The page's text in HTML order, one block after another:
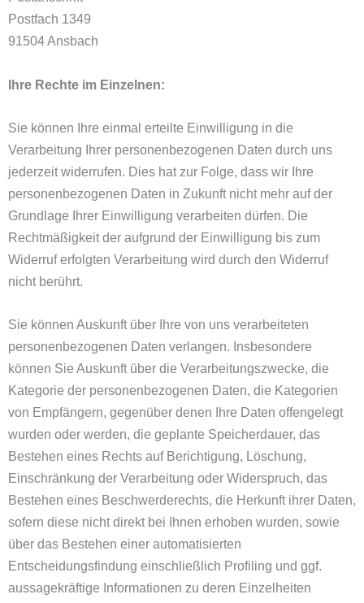
Postfach 1349
91504 Ansbach
Ihre Rechte im Einzelnen:
Sie können Ihre einmal erteilte Einwilligung in die
Verarbeitung Ihrer personenbezogenen Daten durch uns
jederzeit widerrufen. Dies hat zur Folge, dass wir Ihre
personenbezogenen Daten in Zukunft nicht mehr auf der
Grundlage Ihrer Einwilligung verarbeiten dürfen. Die
Rechtmäßigkeit der aufgrund der Einwilligung bis zum
Widerruf erfolgten Verarbeitung wird durch den Widerruf
nicht berührt.
Sie können Auskunft über Ihre von uns verarbeiteten
personenbezogenen Daten verlangen. Insbesondere
können Sie Auskunft über die Verarbeitungszwecke, die
Kategorie der personenbezogenen Daten, die Kategorien
von Empfängern, gegenüber denen Ihre Daten offengelegt
wurden oder werden, die geplante Speicherdauer, das
Bestehen eines Rechts auf Berichtigung, Löschung,
Einschränkung der Verarbeitung oder Widerspruch, das
Bestehen eines Beschwerderechts, die Herkunft ihrer Daten,
sofern diese nicht direkt bei Ihnen erhoben wurden, sowie
über das Bestehen einer automatisierten
Entscheidungsfindung einschließlich Profiling und ggf.
aussagekräftige Informationen zu deren Einzelheiten